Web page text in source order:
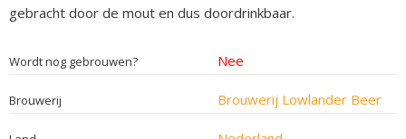
gebracht door de mout en dus doordrinkbaar.
Wordt nog gebrouwen? Nee
Brouwerij Brouwerij Lowlander Beer